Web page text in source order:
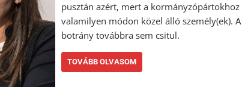
pusztán azért, mert a kormányzópártokhoz
valamilyen módon közel álló személy(ek). A
botrány továbbra sem csitul.
TOVÁBB OLVASOM